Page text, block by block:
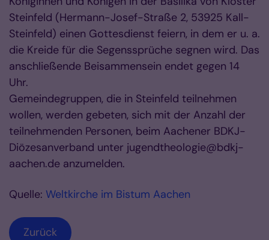
Steinfeld (Hermann-Josef-Straße 2, 53925 Kall-
Steinfeld) einen Gottesdienst feiern, in dem er u. a.
die Kreide für die Segenssprüche segnen wird. Das
anschließende Beisammensein endet gegen 14
Uhr.
Gemeindegruppen, die in Steinfeld teilnehmen
wollen, werden gebeten, sich mit der Anzahl der
teilnehmenden Personen, beim Aachener BDKJ-
Diözesanverband unter jugendtheologie@bdkj-
aachen.de anzumelden.
Quelle: Weltkirche im Bistum Aachen
Zurück